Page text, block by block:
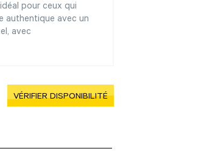
pour ceux qui
authentique avec un
avec
VÉRIFIER DISPONIBILITÉ